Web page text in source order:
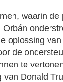
waarin de
oplossing
de
te
van Donald